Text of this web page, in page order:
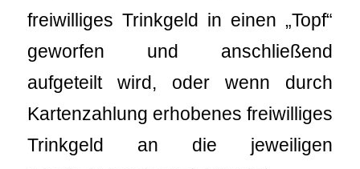
freiwilliges Trinkgeld in einen „Topf“
geworfen und anschließend
aufgeteilt wird, oder wenn durch
Kartenzahlung erhobenes freiwilliges
Trinkgeld an die jeweiligen